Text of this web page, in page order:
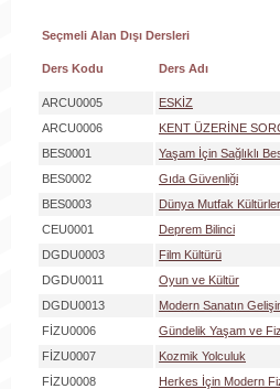
Seçmeli Alan Dışı Dersleri
Ders Kodu Ders Adı
ARCU0005
ESKİZ
ARCU0006
KENT ÜZERİNE
BES0001
Yaşam İçin Sağlıklı
BES0002
Gıda Güvenliği
BES0003
Dünya Mutfak
CEU0001
Deprem Bilinci
DGDU0003
Film Kültürü
DGDU0011
Oyun ve Kültür
DGDU0013
Modern Sanatın
FİZU0006
Gündelik Yaşam ve
FİZU0007
Kozmik Yolculuk
FİZU0008
Herkes İçin Modern